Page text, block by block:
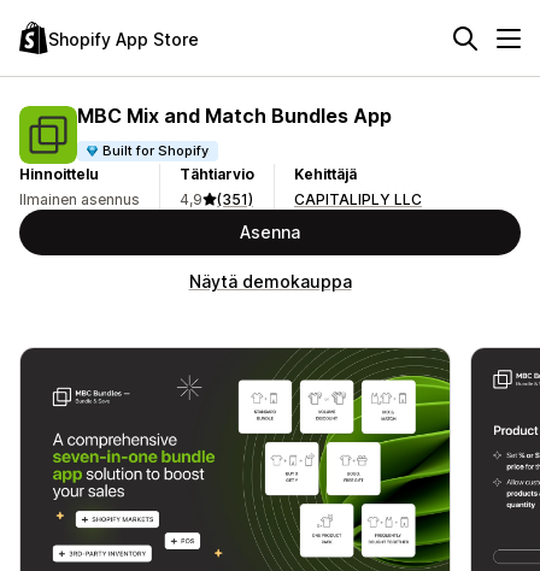
Shopify App Store
MBC Mix and Match Bundles App
Built for Shopify
Hinnoittelu
Ilmainen asennus
Tähtiarvio
4,9
(351)
Kehittäjä
CAPITALIPLY LLC
Asenna
Näytä demokauppa